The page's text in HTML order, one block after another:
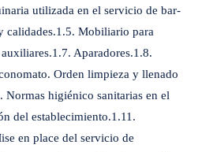
utilizada en el servicio de bar-
calidades.1.5. Mobiliario para
Aparadores.1.8.
Orden limpieza y llenado
Normas higiénico sanitarias en el
del establecimiento.1.11.
en place del servicio de